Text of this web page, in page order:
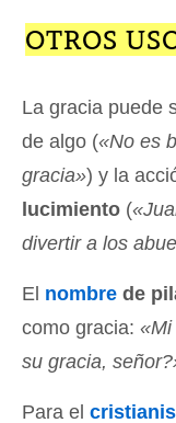
OTROS
La gracia puede
de algo («No es
gracia») y la
lucimiento (
divertir a los
El nombre de
como gracia: «Mi
su gracia,
Para el